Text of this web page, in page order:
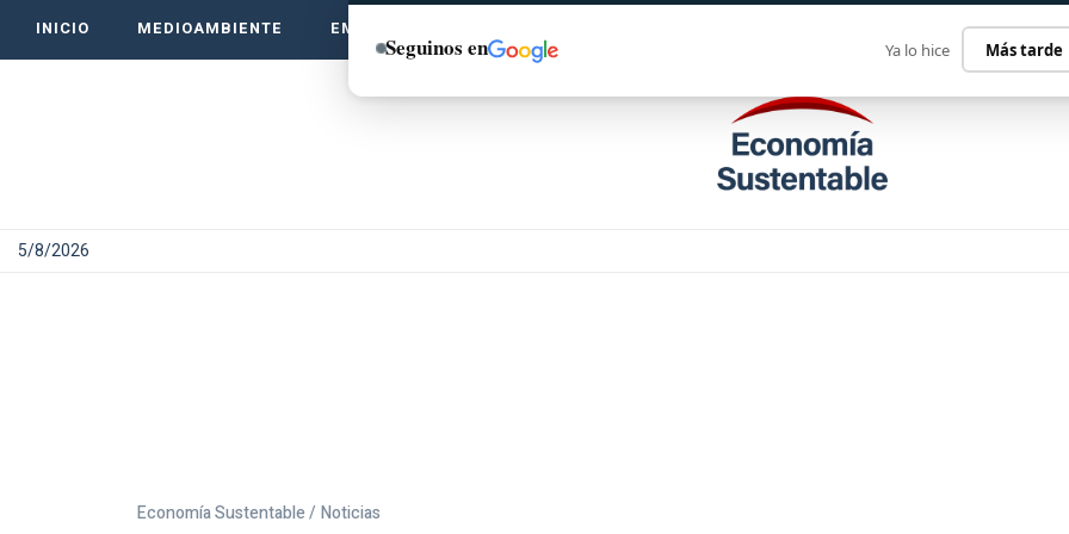
INICIO MEDIOAMBIENTE EMPRENDE VERDE
5/8/2026
Economía Sustentable / Noticias
Seguinos en Ya lo hice Más tarde